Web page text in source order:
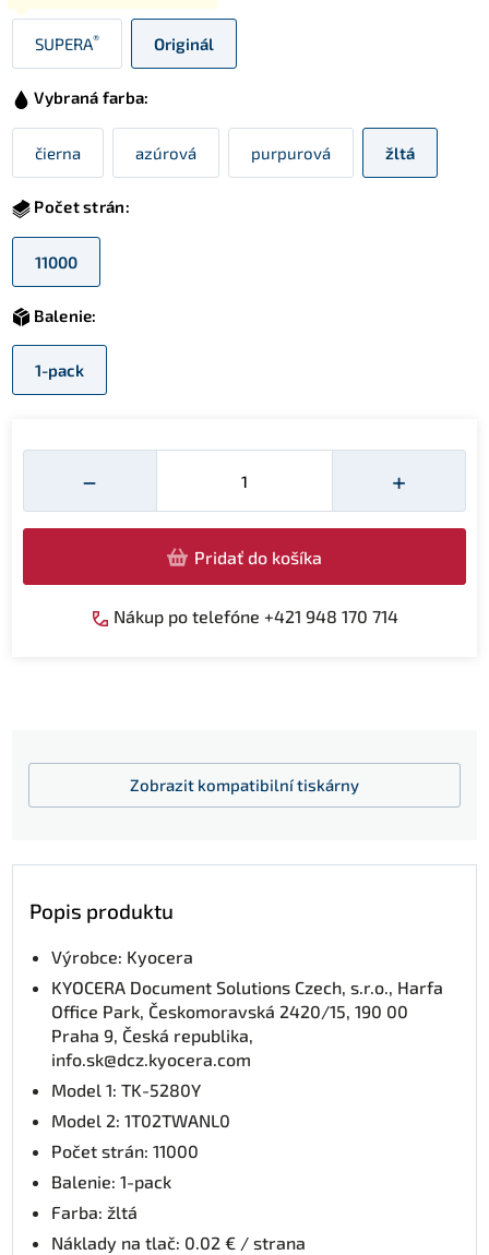
SUPERA® Originál
Vybraná farba:
čierna azúrová purpurová žltá
Počet strán:
11000
Balenie:
1-pack
−
Množství
+
Pridať do košíka
Nákup po telefóne +421 948 170 714
Zobrazit kompatibilní tiskárny
Popis produktu
Výrobce: Kyocera
KYOCERA Document Solutions Czech, s.r.o., Harfa
Office Park, Českomoravská 2420/15, 190 00
Praha 9, Česká republika,
info.sk@dcz.kyocera.com
Model 1: TK-5280Y
Model 2: 1T02TWANL0
Počet strán: 11000
Balenie: 1-pack
Farba: žltá
Náklady na tlač: 0.02 € / strana